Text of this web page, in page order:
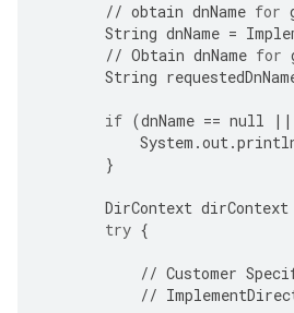
// obtain dnName for
String dnName =
// Obtain dnName for
String
if (dnName == null ||
System .out.
}
DirContext dirContext
try {
// Customer
//